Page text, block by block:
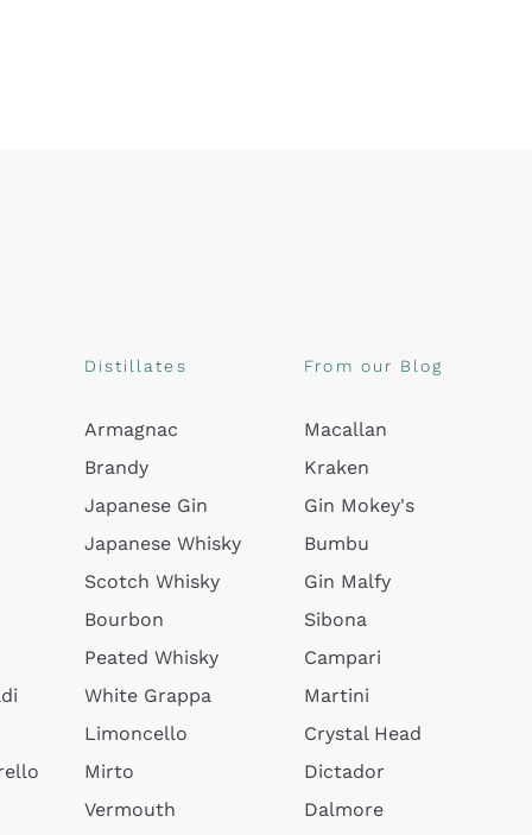
Distillates
Armagnac
Brandy
Japanese Gin
Japanese Whisky
Scotch Whisky
Bourbon
Peated Whisky
White Grappa
Limoncello
Mirto
Vermouth
From our Blog
Macallan
Kraken
Gin Mokey's
Bumbu
Gin Malfy
Sibona
Campari
Martini
Crystal Head
Dictador
Dalmore